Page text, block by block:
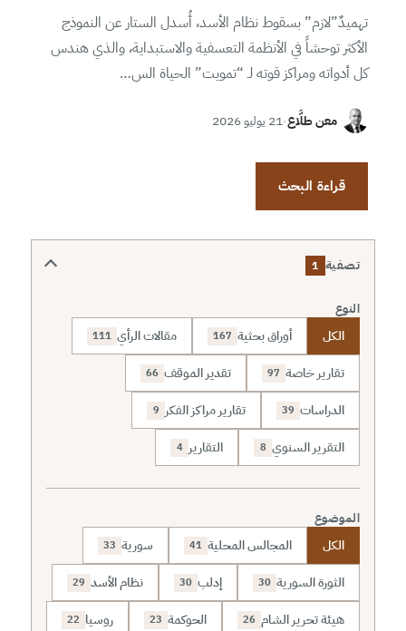
تهميدٌ”لازم” بسقوط نظام الأسد، أُسدل الستار عن النموذج
الأكثر توحشاً في الأنظمة التعسفية والاستبداية، والذي هندس
كل أدواته ومراكز قوته لـ “تمويت” الحياة الس…
معن طلَّاع·21 يوليو 2026
قراءة البحث
تصفية 1
النوع
الكل أوراق بحثية 167 مقالات الرأي 111
تقارير خاصة 97 تقدير الموقف 66
الدراسات 39 تقارير مراكز الفكر 9
التقرير السنوي 8 التقارير 4
الموضوع
الكل المجالس المحلية 41 سورية 33
الثورة السورية 30 إدلب 30 نظام الأسد 29
هيئة تحرير الشام 26 الحوكمة 23 روسيا 22